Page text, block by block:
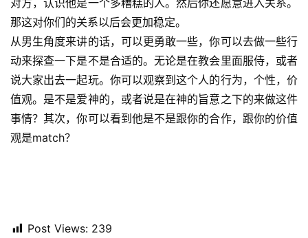
对方，认识他是一个多糟糕的人。然后你还愿意进入关系。
那这对你们的关系以后会更加稳定。
从男生角度来讲的话，可以更勇敢一些，你可以去做一些行
动来探查一下是不是合适的。无论是在教会里面服侍，或者
说大家出去一起玩。你可以观察到这个人的行为，个性，价
值观。是不是爱神的，或者说是在神的旨意之下的来做这件
事情？其次，你可以看到他是不是跟你的合作，跟你的价值
观是match？
Post Views: 239